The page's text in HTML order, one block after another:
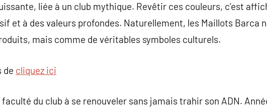
liée à un club mythique. Revêtir ces couleurs, c’est
et à des valeurs profondes. Naturellement, les Maillots Barca
mais comme de véritables symboles culturels.
de cliquez ici
du club à se renouveler sans jamais trahir son ADN.